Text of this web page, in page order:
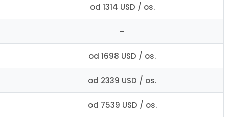
od 1314 USD / os.
–
od 1698 USD / os.
od 2339 USD / os.
od 7539 USD / os.